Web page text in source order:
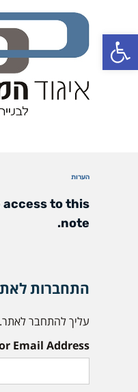
פתח סרגל נגישות
הערות
access to this
note.
התחברות
עליך להתחבר לאתר.
Email Address: